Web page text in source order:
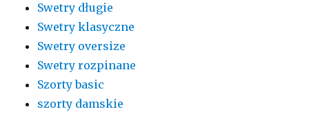
Swetry długie
Swetry klasyczne
Swetry oversize
Swetry rozpinane
Szorty basic
szorty damskie